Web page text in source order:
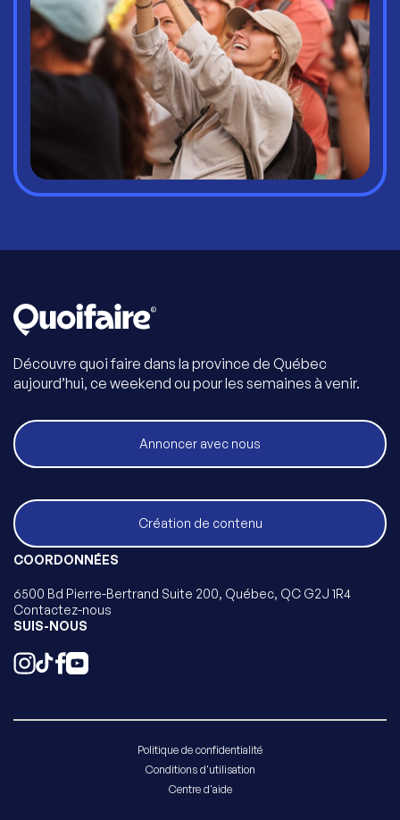
Découvre quoi faire dans la province de Québec
aujourd’hui, ce weekend ou pour les semaines à venir.
Annoncer avec nous
Création de contenu
COORDONNÉES
6500 Bd Pierre-Bertrand Suite 200, Québec, QC G2J 1R4
Contactez-nous
SUIS-NOUS
Politique de confidentialité
Conditions d'utilisation
Centre d'aide